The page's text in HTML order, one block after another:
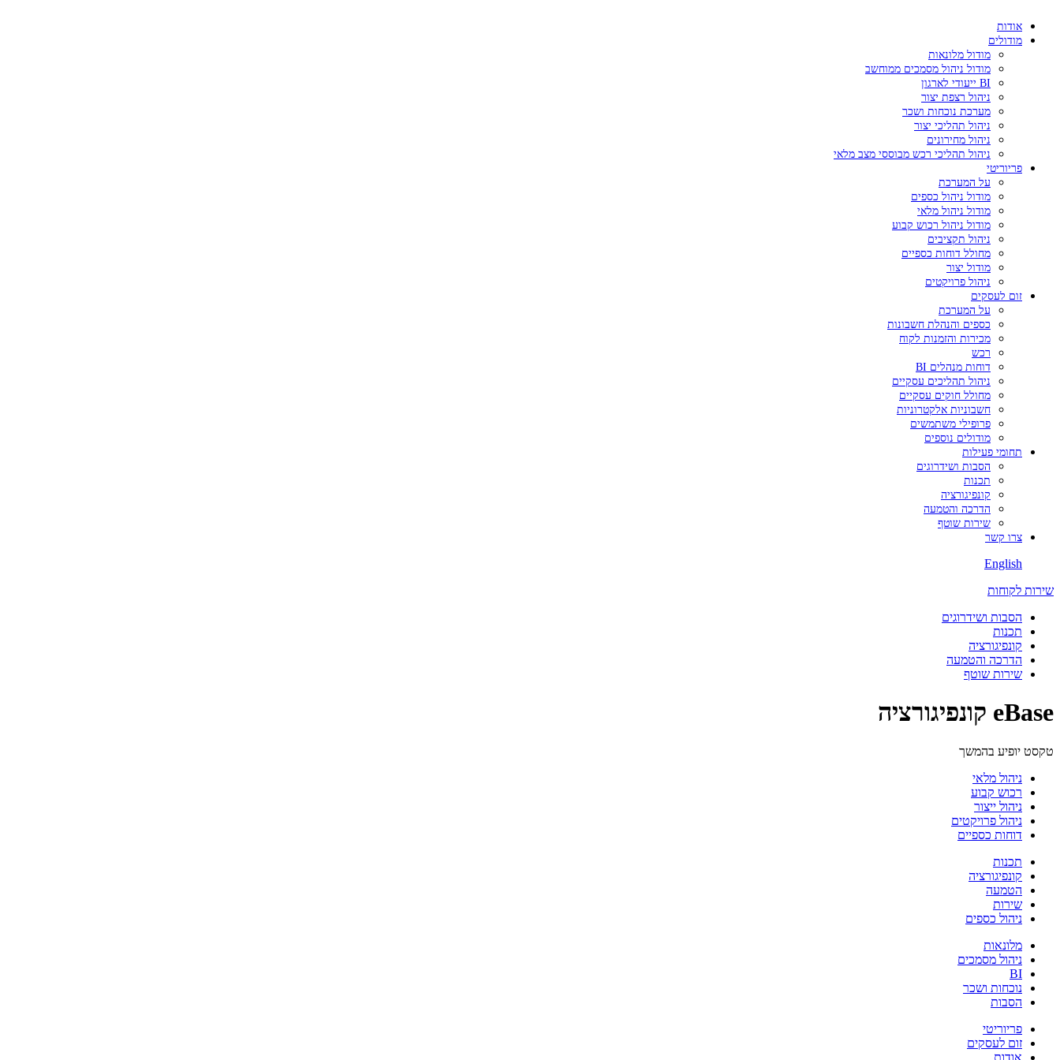
אודות
מודולים
מודול מלונאות
מודול ניהול מסמכים ממוחשב
BI ייעודי לארגון
ניהול רצפת יצור
מערכת נוכחות ושכר
ניהול תהליכי יצור
ניהול מחירונים
ניהול תהליכי רכש מבוססי מצב מלאי
פריוריטי
על המערכת
מודול ניהול כספים
מודול ניהול מלאי
מודול ניהול רכוש קבוע
ניהול תקציבים
מחולל דוחות כספיים
מודול יצור
ניהול פרויקטים
זום לעסקים
על המערכת
כספים והנהלת חשבונות
מכירות והזמנות לקוח
רכש
דוחות מנהלים BI
ניהול תהליכים עסקיים
מחולל חוקים עסקיים
חשבוניות אלקטרוניות
פרופילי משתמשים
מודולים נוספים
תחומי פעילות
הסבות ושידרוגים
תכנות
קונפיגורציה
הדרכה והטמעה
שירות שוטף
צרו קשר
English
שירות לקוחות
הסבות ושידרוגים
תכנות
קונפיגורציה
הדרכה והטמעה
שירות שוטף
eBase קונפיגורציה
טקסט יופיע בהמשך
ניהול מלאי
רכוש קבוע
ניהול ייצור
ניהול פרויקטים
דוחות כספיים
תכנות
קונפיגורציה
הטמעה
שירות
ניהול כספים
מלונאות
ניהול מסמכים
BI
נוכחות ושכר
הסבות
פריוריטי
זום לעסקים
אודות